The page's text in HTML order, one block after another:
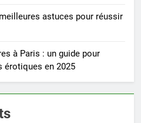
astuces pour réussir
à Paris : un guide pour
érotiques en 2025